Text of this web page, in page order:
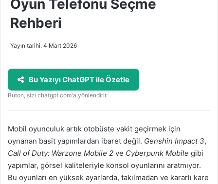
Oyun Telefonu Seçme
Rehberi
Yayın tarihi: 4 Mart 2026
Bu Yazıyı ChatGPT ile Özetle
Buton, sizi chatgpt.com'a yönlendirir.
Mobil oyunculuk artık otobüste vakit geçirmek için
oynanan basit yapımlardan ibaret değil. Genshin Impact 3,
Call of Duty: Warzone Mobile 2 ve Cyberpunk Mobile gibi
yapımlar, görsel kaliteleriyle konsol oyunlarını aratmıyor.
Bu oyunları en yüksek ayarlarda, takılmadan ve kararlı kare